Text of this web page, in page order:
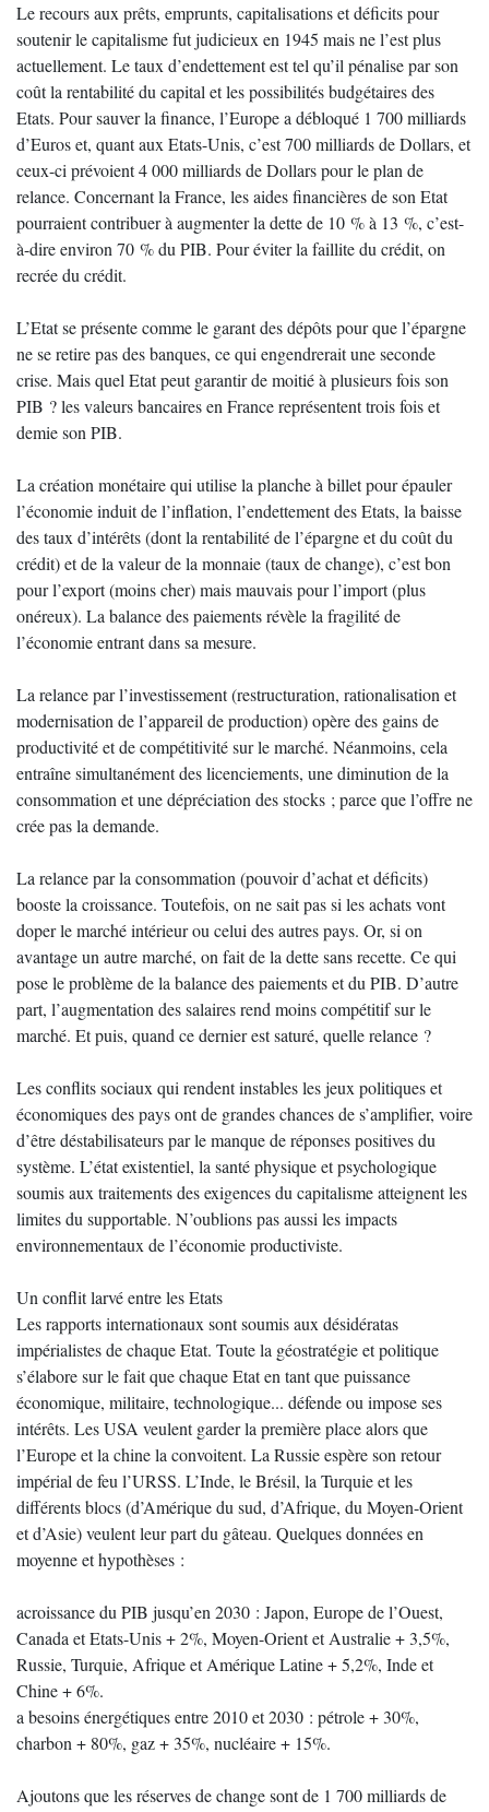
Le recours aux prêts, emprunts, capitalisations et déficits pour
soutenir le capitalisme fut judicieux en 1945 mais ne l’est plus
actuellement. Le taux d’endettement est tel qu’il pénalise par son
coût la rentabilité du capital et les possibilités budgétaires des
Etats. Pour sauver la finance, l’Europe a débloqué 1 700 milliards
d’Euros et, quant aux Etats-Unis, c’est 700 milliards de Dollars, et
ceux-ci prévoient 4 000 milliards de Dollars pour le plan de
relance. Concernant la France, les aides financières de son Etat
pourraient contribuer à augmenter la dette de 10 % à 13 %, c’est-
à-dire environ 70 % du PIB. Pour éviter la faillite du crédit, on
recrée du crédit.
L’Etat se présente comme le garant des dépôts pour que l’épargne
ne se retire pas des banques, ce qui engendrerait une seconde
crise. Mais quel Etat peut garantir de moitié à plusieurs fois son
PIB ? les valeurs bancaires en France représentent trois fois et
demie son PIB.
La création monétaire qui utilise la planche à billet pour épauler
l’économie induit de l’inflation, l’endettement des Etats, la baisse
des taux d’intérêts (dont la rentabilité de l’épargne et du coût du
crédit) et de la valeur de la monnaie (taux de change), c’est bon
pour l’export (moins cher) mais mauvais pour l’import (plus
onéreux). La balance des paiements révèle la fragilité de
l’économie entrant dans sa mesure.
La relance par l’investissement (restructuration, rationalisation et
modernisation de l’appareil de production) opère des gains de
productivité et de compétitivité sur le marché. Néanmoins, cela
entraîne simultanément des licenciements, une diminution de la
consommation et une dépréciation des stocks ; parce que l’offre ne
crée pas la demande.
La relance par la consommation (pouvoir d’achat et déficits)
booste la croissance. Toutefois, on ne sait pas si les achats vont
doper le marché intérieur ou celui des autres pays. Or, si on
avantage un autre marché, on fait de la dette sans recette. Ce qui
pose le problème de la balance des paiements et du PIB. D’autre
part, l’augmentation des salaires rend moins compétitif sur le
marché. Et puis, quand ce dernier est saturé, quelle relance ?
Les conflits sociaux qui rendent instables les jeux politiques et
économiques des pays ont de grandes chances de s’amplifier, voire
d’être déstabilisateurs par le manque de réponses positives du
système. L’état existentiel, la santé physique et psychologique
soumis aux traitements des exigences du capitalisme atteignent les
limites du supportable. N’oublions pas aussi les impacts
environnementaux de l’économie productiviste.
Un conflit larvé entre les Etats
Les rapports internationaux sont soumis aux désidératas
impérialistes de chaque Etat. Toute la géostratégie et politique
s’élabore sur le fait que chaque Etat en tant que puissance
économique, militaire, technologique... défende ou impose ses
intérêts. Les USA veulent garder la première place alors que
l’Europe et la chine la convoitent. La Russie espère son retour
impérial de feu l’URSS. L’Inde, le Brésil, la Turquie et les
différents blocs (d’Amérique du sud, d’Afrique, du Moyen-Orient
et d’Asie) veulent leur part du gâteau. Quelques données en
moyenne et hypothèses :
acroissance du PIB jusqu’en 2030 : Japon, Europe de l’Ouest,
Canada et Etats-Unis + 2%, Moyen-Orient et Australie + 3,5%,
Russie, Turquie, Afrique et Amérique Latine + 5,2%, Inde et
Chine + 6%.
a besoins énergétiques entre 2010 et 2030 : pétrole + 30%,
charbon + 80%, gaz + 35%, nucléaire + 15%.
Ajoutons que les réserves de change sont de 1 700 milliards de